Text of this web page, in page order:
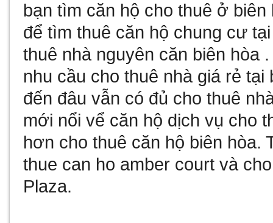
bạn tìm căn hộ cho thuê ở biên
để tìmthuê căn hộ chung cư
thuê nhà nguyên căn biên hòa
nhu cầu cho thuê nhà giá rẻ tại
đến đâu vẫn có đủ cho thuê
mới nổi vể căn hộ dịch vụ cho
hơn cho thuê căn hộ biên hòa.
thue can ho amber court và
Plaza.